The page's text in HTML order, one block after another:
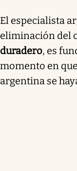
El especialista
eliminación del
duradero, es
momento en
argentina se